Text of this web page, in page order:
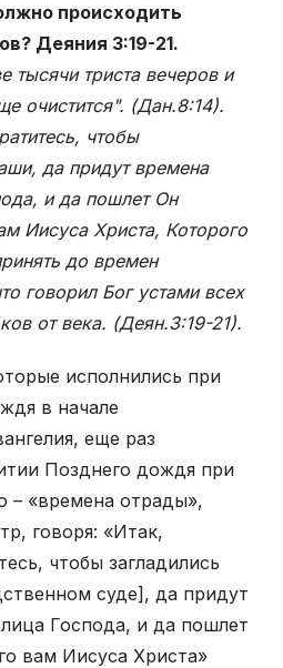
происходить
Деяния 3:19-21.
тысячи триста вечеров и
очистится". (Дан.8:14).
чтобы
да придут времена
и да пошлет Он
Иисуса Христа, Которого
до времен
говорил Бог устами всех
от века. (Деян.3:19-21).
исполнились при
в начале
еще раз
Позднего дождя при
– «времена отрады»,
говоря: «Итак,
чтобы загладились
суде], да придут
Господа, и да пошлет
вам Иисуса Христа»